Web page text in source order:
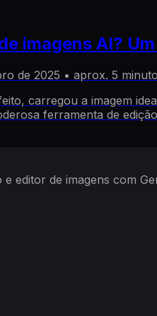
imagens AI?
de 2025 • aprox. 5
carregou a imagem
ferramenta de
editor de imagens com